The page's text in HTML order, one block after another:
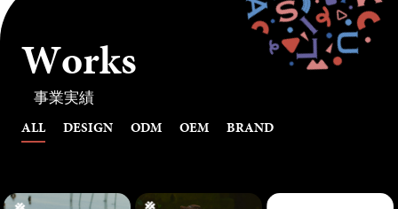
Works
事業実績
ALL DESIGN ODM OEM BRAND